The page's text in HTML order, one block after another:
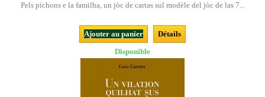
Pels pichons e la familha, un jòc de cartas sul modèle del jòc de las 7...
Ajouter au panier
Détails
Disponible